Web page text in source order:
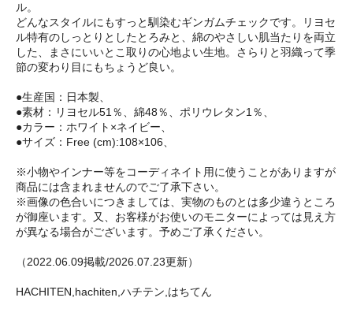
ル。
どんなスタイルにもすっと馴染むギンガムチェックです。リヨセ
ル特有のしっとりとしたとろみと、綿のやさしい肌当たりを両立
した、まさにいいとこ取りの心地よい生地。さらりと羽織って季
節の変わり目にもちょうど良い。
●生産国：日本製、
●素材：リヨセル51％、綿48％、ポリウレタン1％、
●カラー：ホワイト×ネイビー、
●サイズ：Free (cm):108×106、
※小物やインナー等をコーディネイト用に使うことがありますが
商品には含まれませんのでご了承下さい。
※画像の色合いにつきましては、実物のものとは多少違うところ
が御座います。又、お客様がお使いのモニターによっては見え方
が異なる場合がございます。予めご了承ください。
（2022.06.09掲載/2026.07.23更新）
HACHITEN,hachiten,ハチテン,はちてん